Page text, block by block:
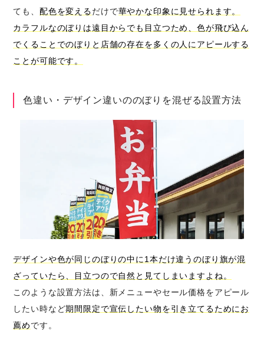
ても、 配色を変えるだけで華やかな印象に見せられます。
カラフルなのぼりは遠目からでも目立つため、色が飛び込ん
でくることでのぼりと店舗の存在を多くの人にアピールする
ことが可能です。
色違い・デザイン違いののぼりを混ぜる設置方法
デザインや色が同じのぼりの中に1本だけ違うのぼり旗が混
ざっていたら、目立つので自然と見てしまいますよね。
このような設置方法は、新メニューやセール価格をアピール
したい時など期間限定で宣伝したい物を引き立てるためにお
薦めです。